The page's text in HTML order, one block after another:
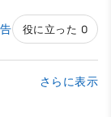
役に立った 0
さらに表示